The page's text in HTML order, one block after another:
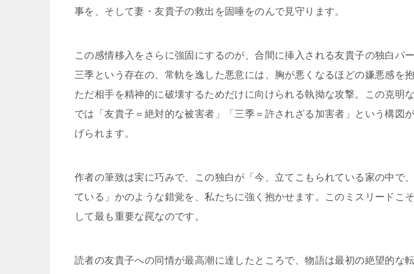
事を、そして妻・友貴子の救出を固唾をのんで見守ります。
この感情移入をさらに強固にするのが、合間に挿入される友貴子の独白パ
三季という存在の、常軌を逸した悪意には、胸が悪くなるほどの嫌悪感を
ただ相手を精神的に破壊するためだけに向けられる執拗な攻撃。この克明
では「友貴子＝絶対的な被害者」「三季＝許されざる加害者」という構図
げられます。
作者の筆致は実に巧みで、この独白が「今、立てこもられている家の中で
ている」かのような錯覚を、私たちに強く抱かせます。このミスリードこ
して最も重要な罠なのです。
読者の友貴子への同情が最高潮に達したところで、物語は最初の絶望的な